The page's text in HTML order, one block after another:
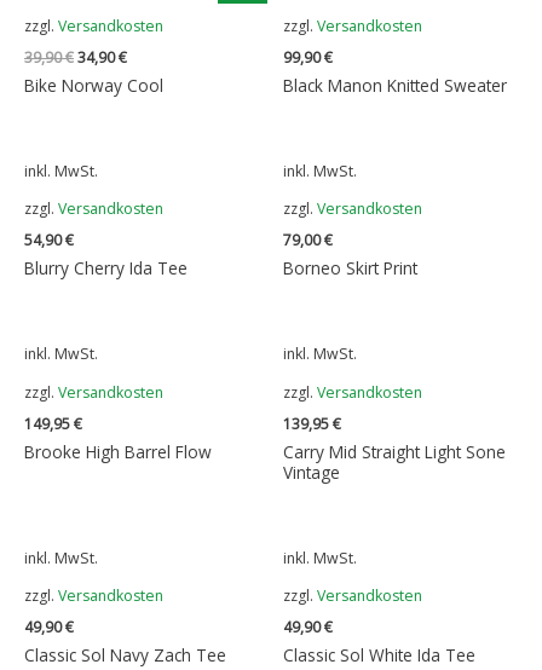
zzgl. Versandkosten
39,90€Ursprünglicher
war:
34,90€Aktueller
Preis
ist:
Bike Norway Cool
zzgl. Versandkosten
99,90€
Black Manon Knitted Sweater
inkl. MwSt.
zzgl. Versandkosten
54,90€
Blurry Cherry Ida Tee
inkl. MwSt.
zzgl. Versandkosten
79,00€
Borneo Skirt Print
inkl. MwSt.
zzgl. Versandkosten
149,95€
Brooke High Barrel Flow
inkl. MwSt.
zzgl. Versandkosten
139,95€
Carry Mid Straight Light Sone
Vintage
inkl. MwSt.
zzgl. Versandkosten
49,90€
Classic Sol Navy Zach Tee
inkl. MwSt.
zzgl. Versandkosten
49,90€
Classic Sol White Ida Tee